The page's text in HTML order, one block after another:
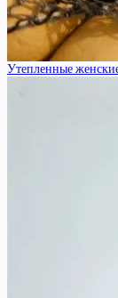
Утепленные